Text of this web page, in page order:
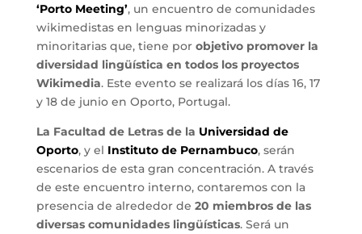
‘Porto Meeting’, un encuentro de comunidades
wikimedistas en lenguas minorizadas y
minoritarias que, tiene por objetivo promover la
diversidad lingüística en todos los proyectos
Wikimedia. Este evento se realizará los días 16, 17
y 18 de junio en Oporto, Portugal.
La Facultad de Letras de la Universidad de
Oporto, y el Instituto de Pernambuco, serán
escenarios de esta gran concentración. A través
de este encuentro interno, contaremos con la
presencia de alrededor de 20 miembros de las
diversas comunidades lingüísticas. Será un